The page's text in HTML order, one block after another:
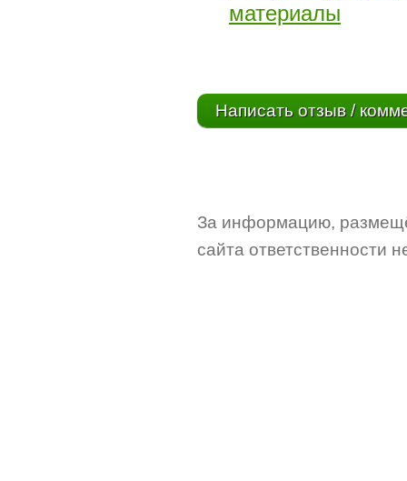
материалы
Написать отзыв /
За информацию,
сайта ответственности